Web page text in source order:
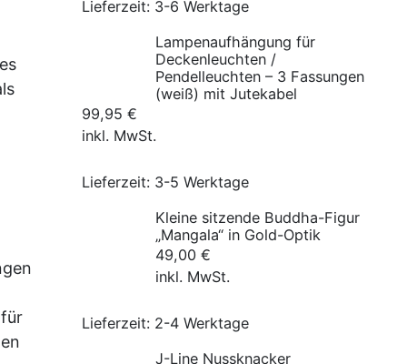
Lieferzeit: 3-6 Werktage
Lampenaufhängung für
Deckenleuchten /
Pendelleuchten – 3 Fassungen
(weiß) mit Jutekabel
99,95€
inkl. MwSt.
Lieferzeit: 3-5 Werktage
Kleine sitzende Buddha-Figur
„Mangala“ in Gold-Optik
49,00€
inkl. MwSt.
Lieferzeit: 2-4 Werktage
J-Line Nussknacker